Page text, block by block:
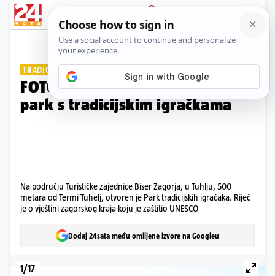
PRIJAVA
Galerija Komentari
TRADICIJA I IGRA
FOTO U Tuhlju otvoren dječji
park s tradicijskim igračkama
Na području Turističke zajednice Biser Zagorja, u Tuhlju, 500
metara od Termi Tuhelj, otvoren je Park tradicijskih igračaka. Riječ
je o vještini zagorskog kraja koju je zaštitio UNESCO
Dodaj 24sata među omiljene izvore na Googleu
1/17